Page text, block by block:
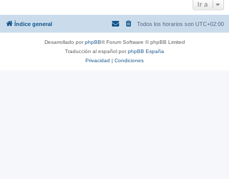
Ir a
Índice general Todos los horarios son UTC+02:00
Desarrollado porphpBB® Forum Software © phpBB Limited
Traducción al español porphpBB España
Privacidad | Condiciones